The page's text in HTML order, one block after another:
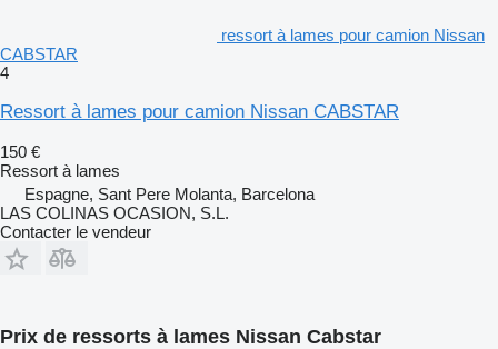
ressort à lames pour camion Nissan
CABSTAR
4
Ressort à lames pour camion Nissan CABSTAR
150 €
Ressort à lames
Espagne, Sant Pere Molanta, Barcelona
LAS COLINAS OCASION, S.L.
Contacter le vendeur
Prix de ressorts à lames Nissan Cabstar